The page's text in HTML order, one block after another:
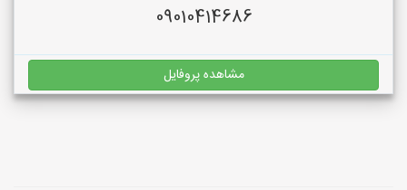
09010414686
مشاهده پروفایل